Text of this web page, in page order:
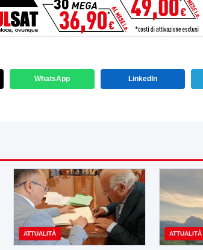
WhatsApp LinkedIn
ATTUALITÀ ATTUALITÀ